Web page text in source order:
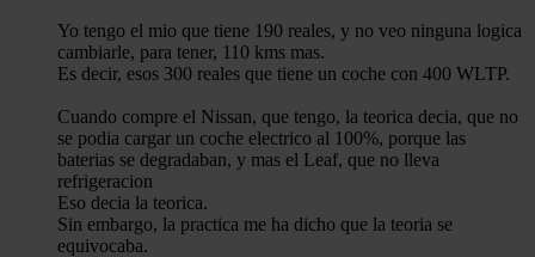
Yo tengo el mio que tiene 190 reales, y no veo ninguna logica
cambiarle, para tener, 110 kms mas.
Es decir, esos 300 reales que tiene un coche con 400 WLTP.
Cuando compre el Nissan, que tengo, la teorica decia, que no
se podia cargar un coche electrico al 100%, porque las
baterias se degradaban, y mas el Leaf, que no lleva
refrigeracion
Eso decia la teorica.
Sin embargo, la practica me ha dicho que la teoria se
equivocaba.